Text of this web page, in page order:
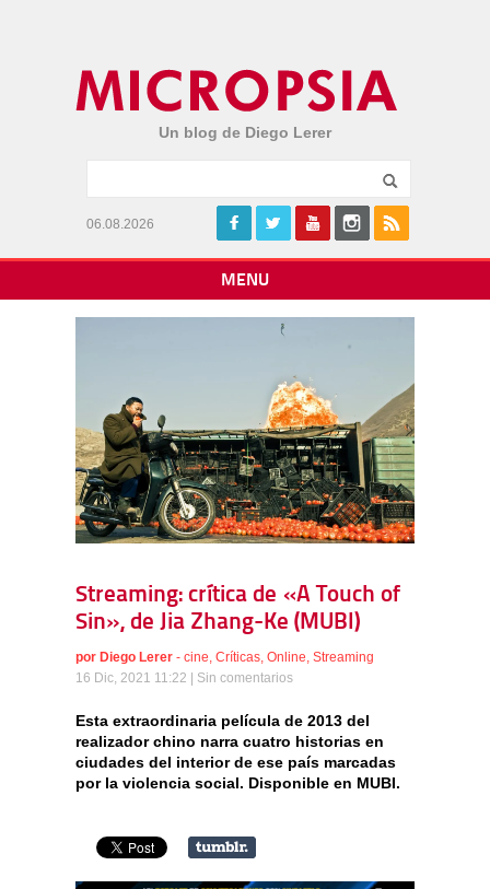
Un blog de Diego Lerer
06.08.2026
MENU
Streaming: crítica de «A Touch of
Sin», de Jia Zhang-Ke (MUBI)
por Diego Lerer - cine Críticas Online Streaming
16 Dic, 2021 11:22 | Sin comentarios
Esta extraordinaria película de 2013 del
realizador chino narra cuatro historias en
ciudades del interior de ese país marcadas
por la violencia social. Disponible en MUBI.